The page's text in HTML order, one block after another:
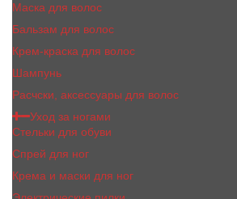
Маска для волос
Бальзам для волос
Крем-краска для волос
Шампунь
Расчски, аксессуары для волос
Уход за ногами
Стельки для обуви
Спрей для ног
Крема и маски для ног